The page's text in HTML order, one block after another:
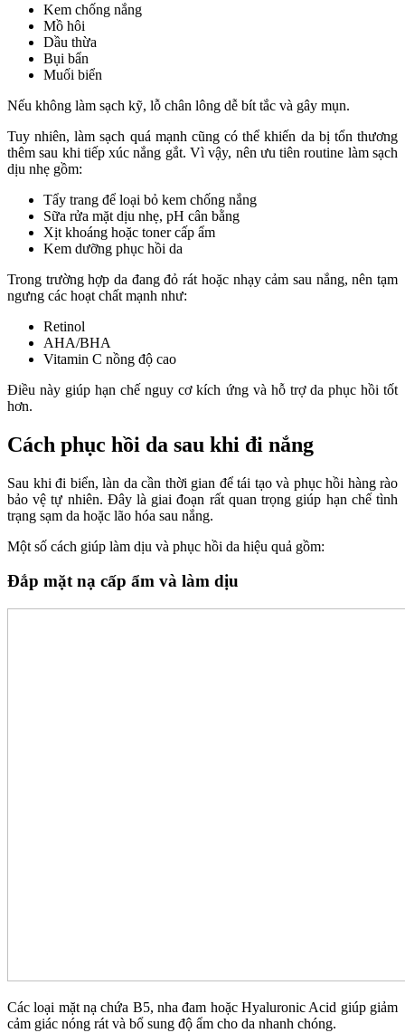
Kem chống nắng
Mồ hôi
Dầu thừa
Bụi bẩn
Muối biển
Nếu không làm sạch kỹ, lỗ chân lông dễ bít tắc và gây mụn.
Tuy nhiên, làm sạch quá mạnh cũng có thể khiến da bị tổn thương
thêm sau khi tiếp xúc nắng gắt. Vì vậy, nên ưu tiên routine làm sạch
dịu nhẹ gồm:
Tẩy trang để loại bỏ kem chống nắng
Sữa rửa mặt dịu nhẹ, pH cân bằng
Xịt khoáng hoặc toner cấp ẩm
Kem dưỡng phục hồi da
Trong trường hợp da đang đỏ rát hoặc nhạy cảm sau nắng, nên tạm
ngưng các hoạt chất mạnh như:
Retinol
AHA/BHA
Vitamin C nồng độ cao
Điều này giúp hạn chế nguy cơ kích ứng và hỗ trợ da phục hồi tốt
hơn.
Cách phục hồi da sau khi đi nắng
Sau khi đi biển, làn da cần thời gian để tái tạo và phục hồi hàng rào
bảo vệ tự nhiên. Đây là giai đoạn rất quan trọng giúp hạn chế tình
trạng sạm da hoặc lão hóa sau nắng.
Một số cách giúp làm dịu và phục hồi da hiệu quả gồm:
Đắp mặt nạ cấp ẩm và làm dịu
Các loại mặt nạ chứa B5, nha đam hoặc Hyaluronic Acid giúp giảm
cảm giác nóng rát và bổ sung độ ẩm cho da nhanh chóng.